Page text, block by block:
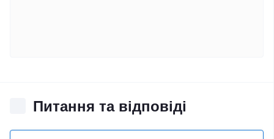
Питання та відповіді